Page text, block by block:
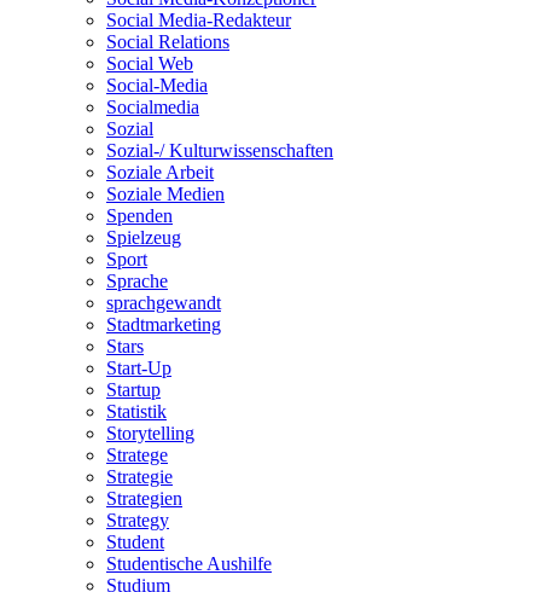
Social Media-Redakteur
Social Relations
Social Web
Social-Media
Socialmedia
Sozial
Sozial-/ Kulturwissenschaften
Soziale Arbeit
Soziale Medien
Spenden
Spielzeug
Sport
Sprache
sprachgewandt
Stadtmarketing
Stars
Start-Up
Startup
Statistik
Storytelling
Stratege
Strategie
Strategien
Strategy
Student
Studentische Aushilfe
Studium